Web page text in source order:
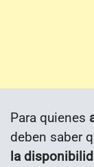
Para quienes
deben saber
la